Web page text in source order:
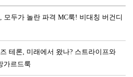
모두가 놀란 파격 MC룩! 비대칭 버건디
테론, 미래에서 왔나? 스트라이프와
가르드룩